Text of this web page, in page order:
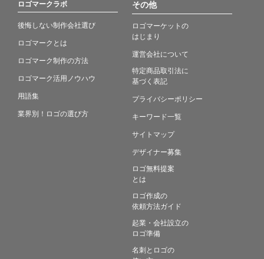
ロゴマークラボ
後悔しない制作会社選び
ロゴマークとは
ロゴマーク制作の方法
ロゴマーク活用ノウハウ
用語集
業界別！ロゴの選び方
その他
ロゴマーケットの
はじまり
運営会社について
特定商品取引法に
基づく表記
プライバシーポリシー
キーワード一覧
サイトマップ
デザイナー募集
ロゴ無料提案
とは
ロゴ作成の
依頼方法ガイド
起業・会社設立の
ロゴ準備
名刺とロゴの